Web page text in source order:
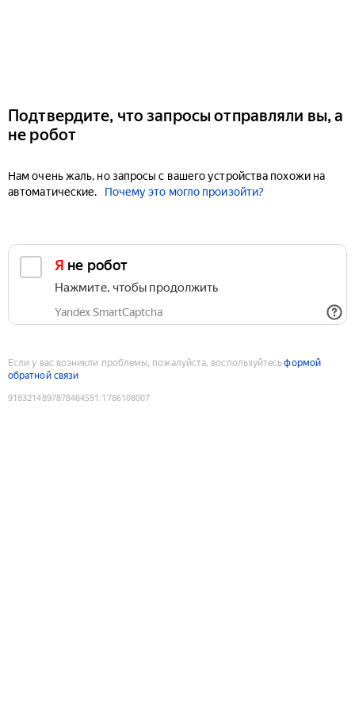
Подтвердите, что запросы отправляли вы, а
не робот
Нам очень жаль, но запросы с вашего устройства похожи на
автоматические.
Почему это могло произойти?
Я не робот
Нажмите, чтобы продолжить
Yandex SmartCaptcha
Если у вас возникли проблемы, пожалуйста, воспользуйтесьформой
обратной связи
9183214897878464551 :1786108007